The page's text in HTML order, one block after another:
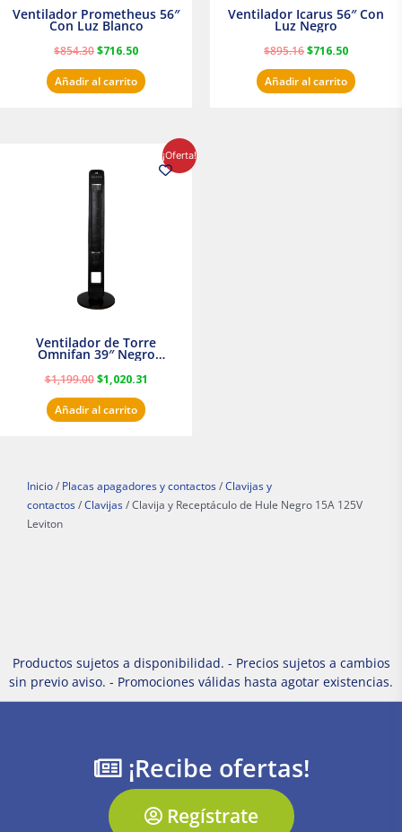
Ventilador Prometheus 56″
Con Luz Blanco
$854.30$716.50
Añadir al carrito
Ventilador Icarus 56″ Con
Luz Negro
$895.16$716.50
Añadir al carrito
¡Oferta!
Ventilador de Torre
Omnifan 39″ Negro
$1,199.00
original
era:
$1,020.31
precio
actual
Añadir al carrito
Inicio / Placas apagadores y contactos / Clavijas y
contactos / Clavijas / Clavija y Receptáculo de Hule Negro 15A 125V
Leviton
Productos sujetos a disponibilidad. - Precios sujetos a cambios
sin previo aviso. - Promociones válidas hasta agotar existencias.
¡Recibe ofertas!
Regístrate